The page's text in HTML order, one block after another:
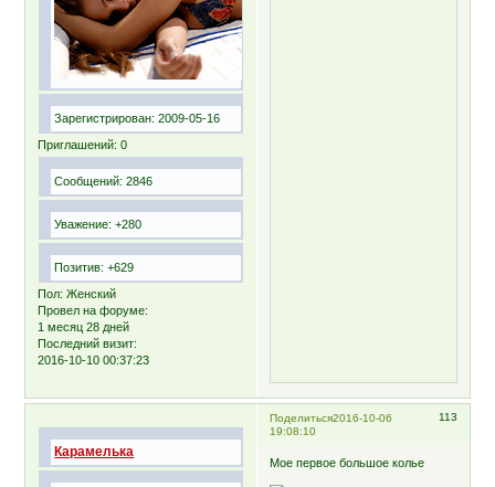
Зарегистрирован: 2009-05-16
Приглашений: 0
Сообщений: 2846
Уважение: +280
Позитив: +629
Пол: Женский
Провел на форуме:
1 месяц 28 дней
Последний визит:
2016-10-10 00:37:23
Поделиться 113
2016-10-06
19:08:10
Карамелька
Мое первое большое колье